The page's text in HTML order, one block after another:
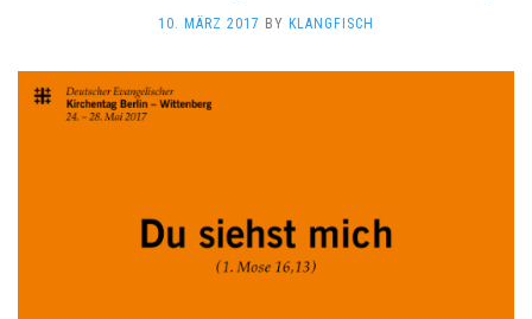
10. MÄRZ 2017 BY KLANGFISCH